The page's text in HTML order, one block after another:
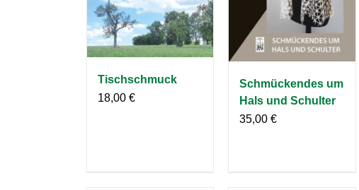
Tischschmuck
18,00 €
Schmückendes um
Hals und Schulter
35,00€